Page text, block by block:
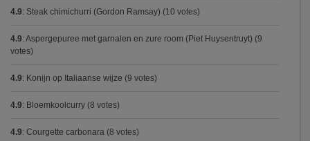
4.9: Steak chimichurri (Gordon Ramsay) (10 votes)
4.9: Aspergepuree met garnalen en zure room (Piet Huysentruyt) (9
votes)
4.9: Konijn op Italiaanse wijze (9 votes)
4.9: Bloemkoolcurry (8 votes)
4.9: Courgette carbonara (8 votes)